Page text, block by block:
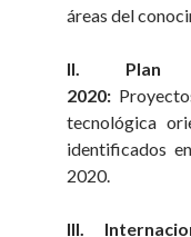
áreas del
II. Plan
2020:
tecnológica
identificados
2020.
III.